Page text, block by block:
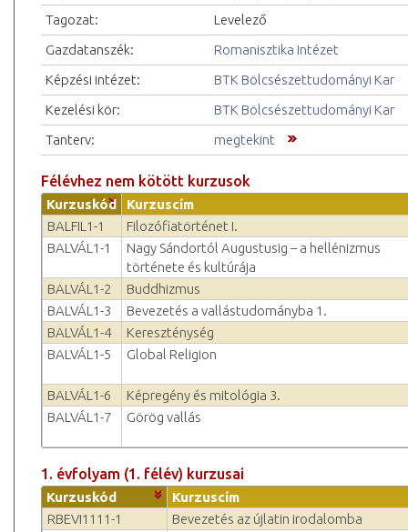
Tagozat:
Levelező
Gazdatanszék:
Romanisztika Intézet
Képzési intézet:
BTK Bölcsészettudományi Kar
Kezelési kör:
BTK Bölcsészettudományi Kar
Tanterv:
megtekint
Félévhez nem kötött kurzusok
Kurzuskód
Kurzuscím
BALFIL1-1
Filozófiatörténet I.
BALVÁL1-1
Nagy Sándortól Augustusig – a hellénizmus
története és kultúrája
BALVÁL1-2
Buddhizmus
BALVÁL1-3
Bevezetés a vallástudományba 1.
BALVÁL1-4
Kereszténység
BALVÁL1-5
Global Religion
BALVÁL1-6
Képregény és mitológia 3.
BALVÁL1-7
Görög vallás
1. évfolyam (1. félév) kurzusai
Kurzuskód
Kurzuscím
RBEVI1111-1
Bevezetés az újlatin irodalomba